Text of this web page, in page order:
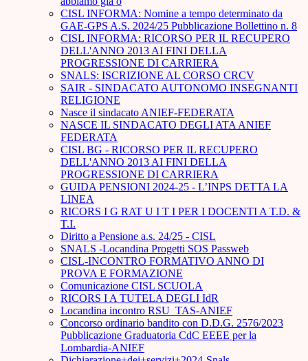
CISL INFORMA: Nomine a tempo determinato da
GAE-GPS A.S. 2024/25 Pubblicazione Bollettino n. 8
CISL INFORMA: RICORSO PER IL RECUPERO
DELL'ANNO 2013 AI FINI DELLA
PROGRESSIONE DI CARRIERA
SNALS: ISCRIZIONE AL CORSO CRCV
SAIR - SINDACATO AUTONOMO INSEGNANTI
RELIGIONE
Nasce il sindacato ANIEF-FEDERATA
NASCE IL SINDACATO DEGLI ATA ANIEF
FEDERATA
CISL BG - RICORSO PER IL RECUPERO
DELL'ANNO 2013 AI FINI DELLA
PROGRESSIONE DI CARRIERA
GUIDA PENSIONI 2024-25 - L’INPS DETTA LA
LINEA
RICORS I G RAT U I T I PER I DOCENTI A T.D. &
T.I.
Diritto a Pensione a.s. 24/25 - CISL
SNALS -Locandina Progetti SOS Passweb
CISL-INCONTRO FORMATIVO ANNO DI
PROVA E FORMAZIONE
Comunicazione CISL SCUOLA
RICORS I A TUTELA DEGLI IdR
Locandina incontro RSU_TAS-ANIEF
Concorso ordinario bandito con D.D.G. 2576/2023
Pubblicazione Graduatoria CdC EEEE per la
Lombardia-ANIEF